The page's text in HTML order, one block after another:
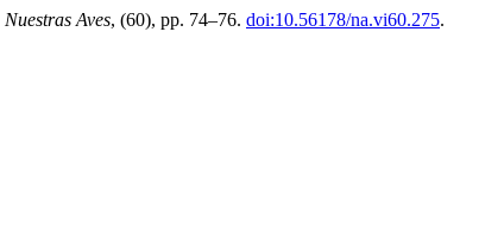
Nuestras Aves, (60), pp. 74–76. doi:10.56178/na.vi60.275.